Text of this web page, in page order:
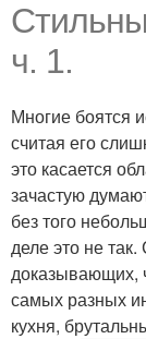
ч. 1.
Многие боятся
считая его
это касается
зачастую
без того
деле это не
доказывающих,
самых разных
кухня,